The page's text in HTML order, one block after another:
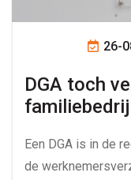
26-
DGA toch
Een DGA is in de
de